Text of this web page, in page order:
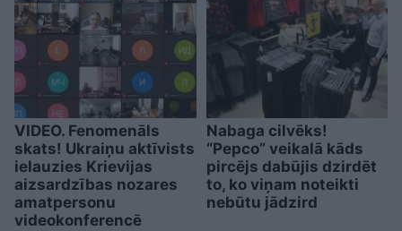
VIDEO. Fenomenāls
skats! Ukraiņu aktīvists
ielauzies Krievijas
aizsardzības nozares
amatpersonu
videokonferencē
Nabaga cilvēks!
“Pepco” veikalā kāds
pircējs dabūjis dzirdēt
to, ko viņam noteikti
nebūtu jādzird